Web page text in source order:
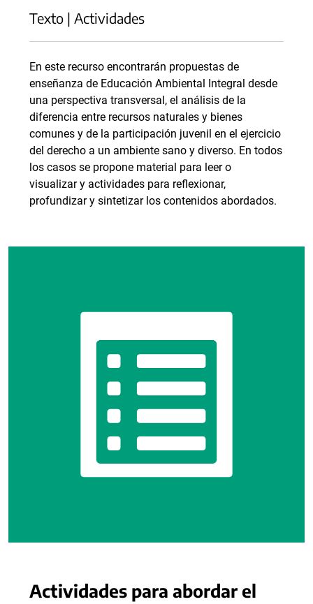
Texto | Actividades
En este recurso encontrarán propuestas de
enseñanza de Educación Ambiental Integral desde
una perspectiva transversal, el análisis de la
diferencia entre recursos naturales y bienes
comunes y de la participación juvenil en el ejercicio
del derecho a un ambiente sano y diverso. En todos
los casos se propone material para leer o
visualizar y actividades para reflexionar,
profundizar y sintetizar los contenidos abordados.
Actividades para abordar el